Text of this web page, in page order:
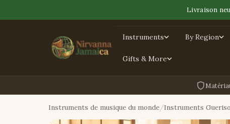
Livraison
Instruments By Region
Gifts & More
Instruments de musique du monde Instruments